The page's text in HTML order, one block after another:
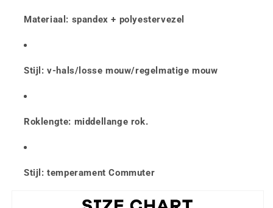
Materiaal: spandex + polyestervezel
Stijl: v-hals/losse mouw/regelmatige mouw
Roklengte: middellange rok.
Stijl: temperament Commuter